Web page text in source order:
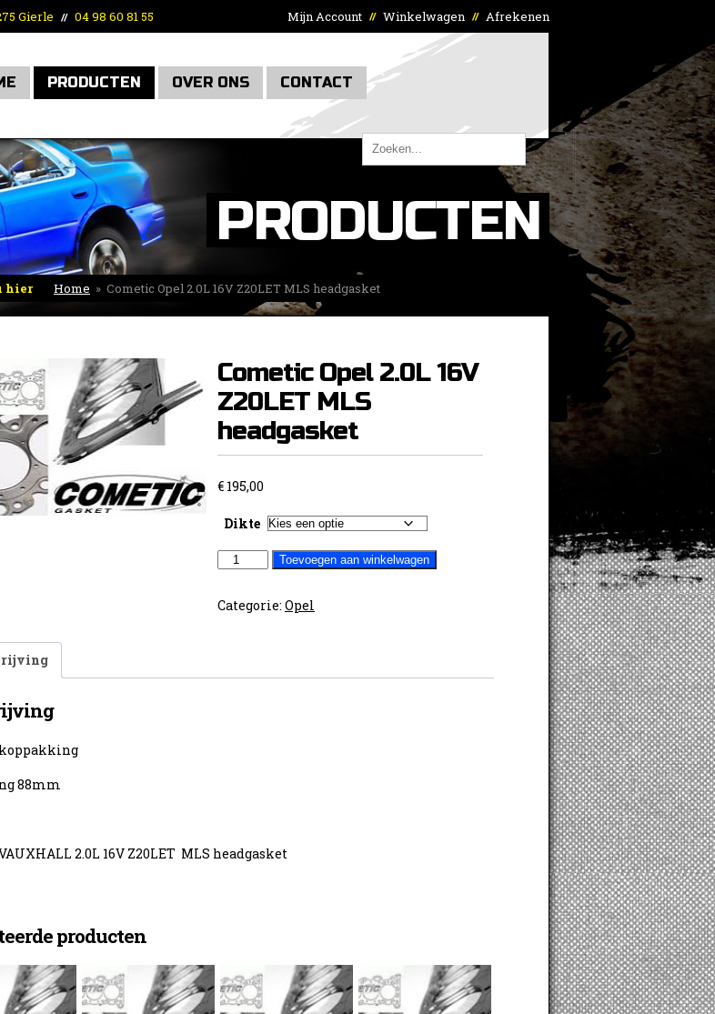
Gierle // 04 98 60 81 55 Mijn Account // Winkelwagen // Afrekenen
PRODUCTEN OVER ONS CONTACT
PRODUCTEN
hier Home » Cometic Opel 2.0L 16V Z20LET MLS headgasket
Cometic Opel 2.0L 16V
Z20LET MLS
headgasket
€195,00
Dikte
Cometic
2.0L
Toevoegen aan winkelwagen
Categorie: Opel
88mm
2.0L 16V Z20LET MLS headgasket
producten